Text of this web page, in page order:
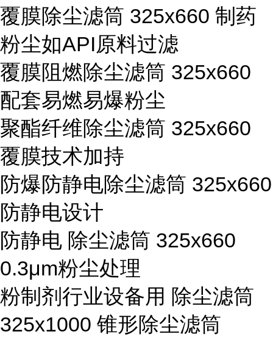
覆膜除尘滤筒 325x660 制药
粉尘如API原料过滤
覆膜阻燃除尘滤筒 325x660
配套易燃易爆粉尘
聚酯纤维除尘滤筒 325x660
覆膜技术加持
防爆防静电除尘滤筒 325x660
防静电设计
防静电 除尘滤筒 325x660
0.3μm粉尘处理
粉制剂行业设备用 除尘滤筒
325x1000 锥形除尘滤筒